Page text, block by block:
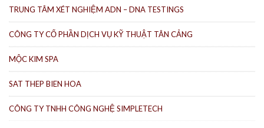
TRUNG TÂM XÉT NGHIỆM ADN – DNA TESTINGS
CÔNG TY CỔ PHẦN DỊCH VỤ KỸ THUẬT TÂN CẢNG
MỘC KIM SPA
SAT THEP BIEN HOA
CÔNG TY TNHH CÔNG NGHỆ SIMPLETECH